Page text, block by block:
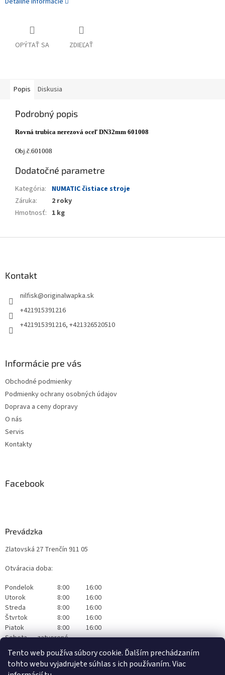
Tento web používa súbory cookie. Ďalším prechádzaním
tohto webu vyjadrujete súhlas s ich používaním. Viac
OPÝTAŤ SA ZDIEĽAŤ
Popis Diskusia
Podrobný popis
Rovná trubica nerezová oceľ DN32mm 601008
Obj.č.601008
Dodatočné parametre
Kategória:
NUMATIC čistiace stroje
Záruka:
2 roky
Hmotnosť: 1 kg
Kontakt
nilfisk@originalwapka.sk
+421915391216
+421915391216, +421326520510
Informácie pre vás
Obchodné podmienky
Podmienky ochrany osobných údajov
Doprava a ceny dopravy
O nás
Servis
Kontakty
Facebook
Prevádzka
Zlatovská 27 Trenčín 911 05
Otváracia doba:
Pondelok
8:00
16:00
Utorok
8:00
16:00
Streda
8:00
16:00
Štvrtok
8:00
16:00
Piatok
8:00
16:00
Sobota
zatvorené
Nedeľa
zatvorené